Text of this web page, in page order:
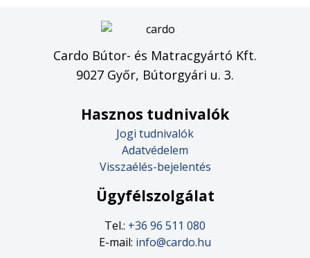
Cardo Bútor- és Matracgyártó Kft.
9027 Győr, Bútorgyári u. 3.
Hasznos tudnivalók
Jogi tudnivalók
Adatvédelem
Visszaélés-bejelentés
Ügyfélszolgálat
Tel.: +36 96 511 080
E-mail: info@cardo.hu